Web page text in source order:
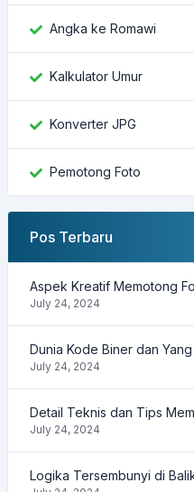
Angka ke Romawi
Kalkulator Umur
Konverter JPG
Pemotong Foto
Pos Terbaru
Aspek Kreatif Memotong
July 24, 2024
Dunia Kode Biner dan
July 24, 2024
Detail Teknis dan Tips
July 24, 2024
Logika Tersembunyi di